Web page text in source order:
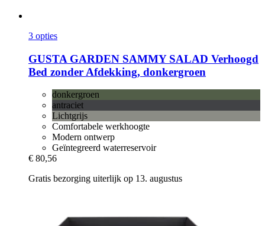
3 opties
GUSTA GARDEN SAMMY SALAD Verhoogd
Bed zonder Afdekking, donkergroen
donkergroen
antraciet
Lichtgrijs
Comfortabele werkhoogte
Modern ontwerp
Geïntegreerd waterreservoir
€ 80,56
Gratis bezorging uiterlijk op 13. augustus